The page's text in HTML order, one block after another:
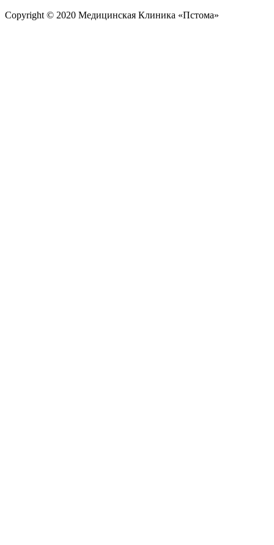
Copyright © 2020 Медицинская Клиника «Пстома»